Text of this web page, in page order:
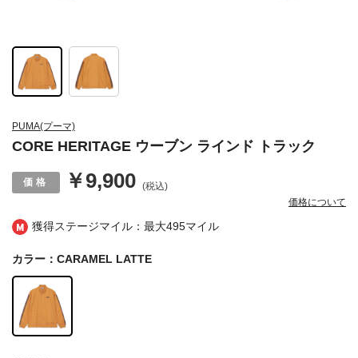
獲得ステージマイル：最大495マイル
PUMA(プーマ)
CORE HERITAGE ウーブン ラインド トラック
￥9,900 (税込)
価格について
カラー：CARAMEL LATTE